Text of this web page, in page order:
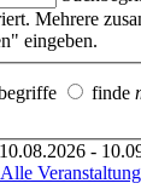
Mehrere
eingeben.
finde
-